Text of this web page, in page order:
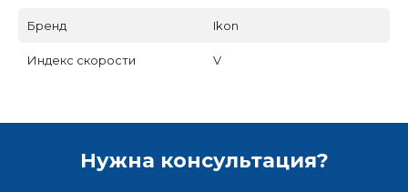
Бренд Ikon
Индекс скорости V
Нужна консультация?